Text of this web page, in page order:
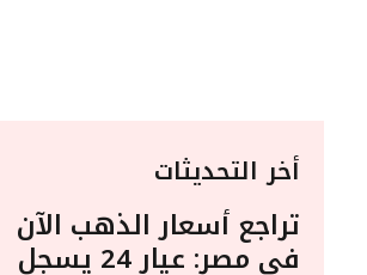
أخر التحديثات
تراجع أسعار الذهب الآن
في مصر: عيار 24 يسجل